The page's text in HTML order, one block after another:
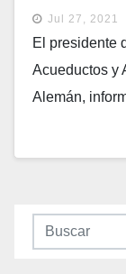
abastece
Jul 27, 2021
El presidente
Acueductos y
Alemán,